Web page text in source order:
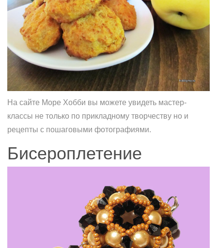
На сайте Море Хобби вы можете увидеть мастер-
классы не только по прикладному творчеству но и
рецепты с пошаговыми фотографиями.
Бисероплетение